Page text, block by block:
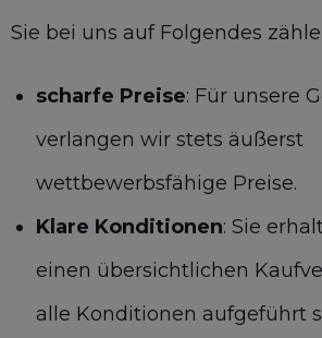
Sie bei uns auf Folgendes
scharfe Preise: Für unsere
verlangen wir stets äußerst
wettbewerbsfähige Preise.
Klare Konditionen: Sie
einen übersichtlichen
alle Konditionen aufgeführt